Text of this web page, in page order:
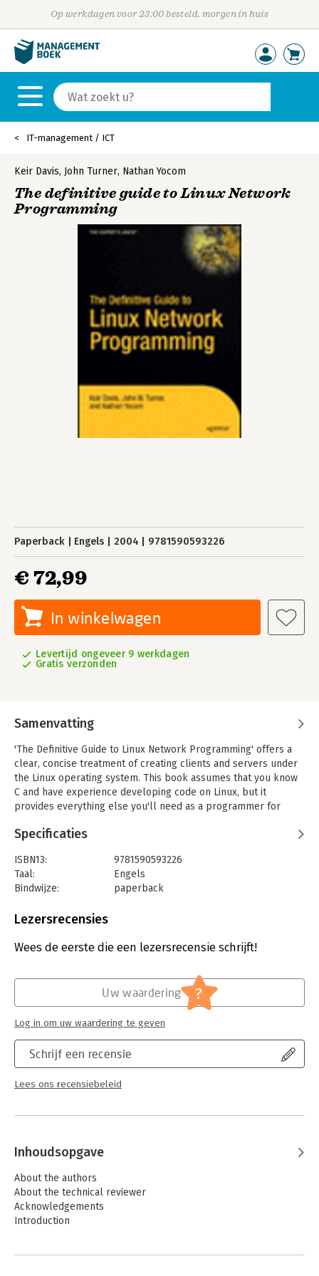
Op werkdagen voor 23:00 besteld, morgen in huis
IT-management / ICT
Keir Davis, John Turner, Nathan Yocom
The definitive guide to Linux Network
Programming
Paperback Engels 2004 9781590593226
€ 72,99
In winkelwagen
Levertijd ongeveer 9 werkdagen
Gratis verzonden
Samenvatting
'The Definitive Guide to Linux Network Programming' offers a
clear, concise treatment of creating clients and servers under
the Linux operating system. This book assumes that you know
C and have experience developing code on Linux, but it
provides everything else you'll need as a programmer for
Whether you're a Windows developer looking to expand to
Linux, or you're a proficient Linux developer looking to
incorporate client-server programming into your applications,
this book has a wealth of invaluable information to suit your
This book covers design, implementation, debugging, and
security. You'll also learn about the many kinds of socket
types, sessioned versus sessionless protocols, and encryption,
how to tunnel data.
Specificaties
ISBN13:
9781590593226
Taal:
Engels
Bindwijze:
paperback
Uitgever:
Lezersrecensies
Wees de eerste die een lezersrecensie schrijft!
Schrijf een recensie
Lees ons recensiebeleid
Uw waardering ?
Log in om uw waardering te geven
Inhoudsopgave
About the authors
About the technical reviewer
Acknowledgements
Introduction